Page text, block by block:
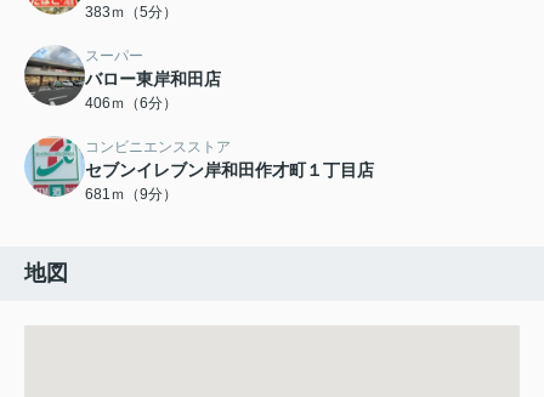
383ｍ（5分）
スーパー
バロー東岸和田店
406ｍ（6分）
コンビニエンスストア
セブンイレブン岸和田作才町１丁目店
681ｍ（9分）
地図